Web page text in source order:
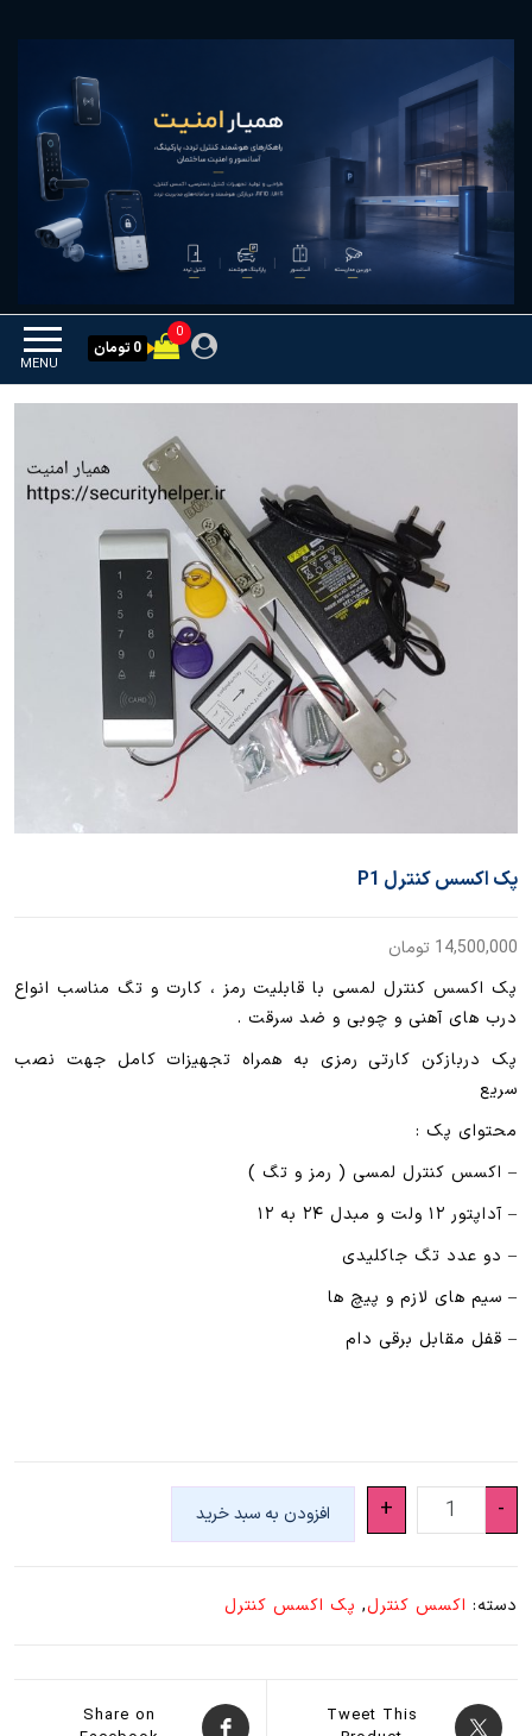
همیار امنیت
MENU
0
0 تومان
پک اکسس کنترل P1
14,500,000 تومان
پک اکسس کنترل لمسی با قابلیت رمز ، کارت و تگ مناسب انواع
درب های آهنی و چوبی و ضد سرقت .
پک دربازکن کارتی رمزی به همراه تجهیزات کامل جهت نصب
سریع
محتوای پک :
– اکسس کنترل لمسی ( رمز و تگ )
– آداپتور ۱۲ ولت و مبدل ۲۴ به ۱۲
– دو عدد تگ جاکلیدی
– سیم های لازم و پیچ ها
– قفل مقابل برقی دام
-
اکسس
+ افزودن به سبد خرید
دسته: اکسس کنترل, پک اکسس کنترل
Tweet This
Share on